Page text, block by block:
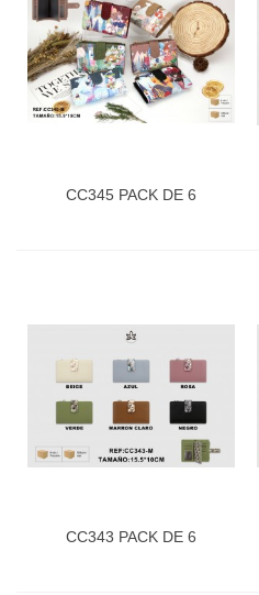
CC345 PACK DE 6
CC343 PACK DE 6